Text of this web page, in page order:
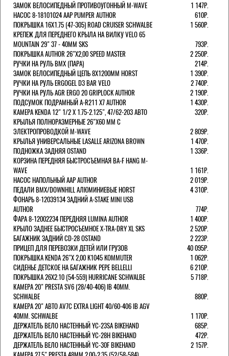
ЗАМОК ВЕЛОСИПЕДНЫЙ ПРОТИВОУГОННЫЙ M-WAVE
1 147Р.
НАСОС 8-18101024 AAP PUMPER AUTHOR
610Р.
ПОКРЫШКА 16X1.75 (47-305) ROAD CRUISER SCHWALBE
1 560Р.
КРЕПЕЖ ДЛЯ ПЕРЕДНЕГО КРЫЛА НА ВИЛКУ VELO 65
MOUNTAIN 29" 37 - 40ММ SKS
793Р.
ПОКРЫШКА AUTHOR 26"Х2,00 SPEED MASTER
2 250Р.
РУЧКИ НА РУЛЬ BMX (ПАРА)
214Р.
ЗАМОК ВЕЛОCИПЕДНЫЙ ЦЕПЬ 8Х1200ММ HORST
1 390Р.
РУЧКИ НА РУЛЬ ERGOGEL D3 BAR VELO
2 740Р.
РУЧКИ НА РУЛЬ AGR ERGO 20 GRIPLOCK AUTHOR
2 190Р.
ПОДСУМОК ПОДРАМНЫЙ A-R211 X7 AUTHOR
1 430Р.
КАМЕРА KENDA 12" 1/2 Х 1.75-2.125", 47/62-203 АВТО
320Р.
КРЫЛЬЯ ПОЛНОРАЗМЕРНЫЕ 26"Х60 ММ С
ЭЛЕКТРОПРОВОДКОЙ M-WAVE
2 809Р.
КРЫЛЬЯ УНИВЕРСАЛЬНЫЕ LASALLE ARIZONA BROWN
1 470Р.
ПОДНОЖКА ЗАДНЯЯ OSTAND
1 336Р.
КОРЗИНА ПЕРЕДНЯЯ БЫСТРОСЪЕМНАЯ BA-F HANG M-
WAVE
1 161Р.
НАСОС НАПОЛЬНЫЙ AAP AUTHOR
2 019Р.
ПЕДАЛИ BMX/DOWNHILL АЛЮМИНИЕВЫЕ HORST
4 310Р.
ФОНАРЬ 8-12039134 ЗАДНИЙ A-STAKE MINI USB
AUTHOR
774Р.
ФАРА 8-12002234 ПЕРЕДНЯЯ LUMINA AUTHOR
1 400Р.
КРЫЛО ЗАДНЕЕ БЫСТРОСЪЕМНОЕ X-TRA-DRY XL SKS
2 520Р.
БАГАЖНИК ЗАДНИЙ CD-28 OSTAND
2 223Р.
ПРИЦЕП ДЛЯ ПЕРЕВОЗКИ ДЕТЕЙ ИЛИ ГРУЗОВ
40 095Р.
ПОКРЫШКА KENDA 26"Х 2,00 K1045 KOMMUTER
1 062Р.
СИДЕНЬЕ ДЕТСКОЕ НА БАГАЖНИК PEPE BELLELLI
6 210Р.
ПОКРЫШКА 26X2.10 (54-559) HURRICANE SCHWALBE
5 718Р.
КАМЕРА 20" PRESTA SV6 (28/40-406) IB 40MM.
SCHWALBE
880Р.
КАМЕРА 20" АВТО AV7C EXTRA LIGHT 40/60-406 IB AGV
40MM. SCHWALBE
1 170Р.
ДЕРЖАТЕЛЬ ВЕЛО НАСТЕННЫЙ YC-23SA BIKEHAND
685Р.
ДЕРЖАТЕЛЬ ВЕЛО НАСТЕННЫЙ YC-28H BIKEHAND
472Р.
ДЕРЖАТЕЛЬ ВЕЛО НАСТЕННЫЙ YC-30F BIKEHAND
2 157Р.